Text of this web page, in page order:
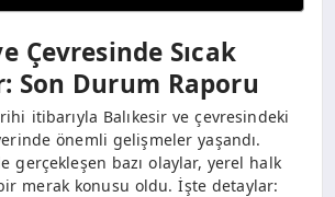
Çevresinde Sıcak
Son Durum Raporu
itibarıyla Balıkesir ve çevresindeki
önemli gelişmeler yaşandı.
gerçekleşen bazı olaylar, yerel halk
merak konusu oldu. İşte detaylar: